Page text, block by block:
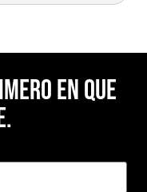
en Que